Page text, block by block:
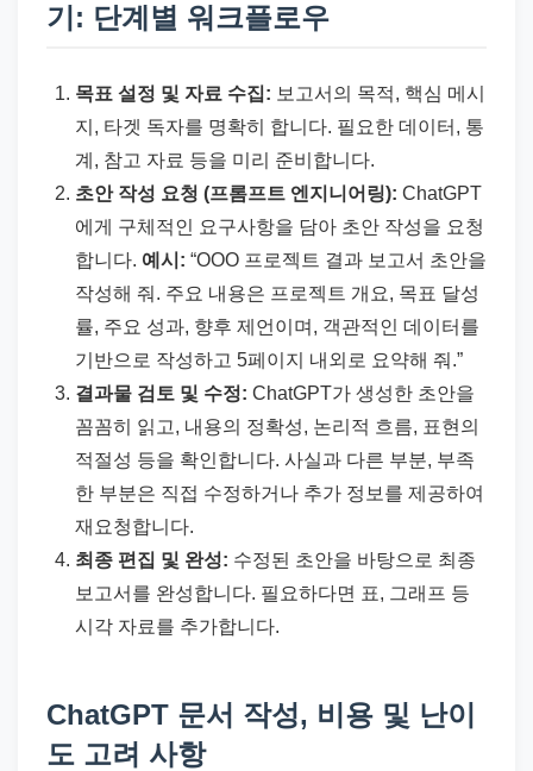
기: 단계별 워크플로우
목표 설정 및 자료 수집: 보고서의 목적, 핵심 메시
지, 타겟 독자를 명확히 합니다. 필요한 데이터, 통
계, 참고 자료 등을 미리 준비합니다.
초안 작성 요청 (프롬프트 엔지니어링): ChatGPT
에게 구체적인 요구사항을 담아 초안 작성을 요청
합니다. 예시: “OOO 프로젝트 결과 보고서 초안을
작성해 줘. 주요 내용은 프로젝트 개요, 목표 달성
률, 주요 성과, 향후 제언이며, 객관적인 데이터를
기반으로 작성하고 5페이지 내외로 요약해 줘.”
결과물 검토 및 수정: ChatGPT가 생성한 초안을
꼼꼼히 읽고, 내용의 정확성, 논리적 흐름, 표현의
적절성 등을 확인합니다. 사실과 다른 부분, 부족
한 부분은 직접 수정하거나 추가 정보를 제공하여
재요청합니다.
최종 편집 및 완성: 수정된 초안을 바탕으로 최종
보고서를 완성합니다. 필요하다면 표, 그래프 등
시각 자료를 추가합니다.
ChatGPT 문서 작성, 비용 및 난이
도 고려 사항